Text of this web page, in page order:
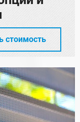
стоимость